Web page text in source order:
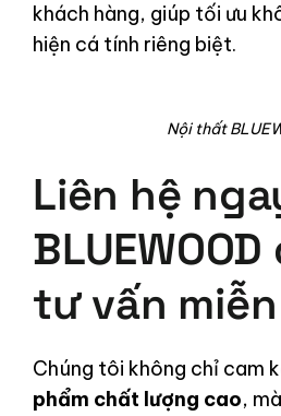
khách hàng, giúp tối ưu
hiện cá tính riêng biệt.
Nội thất
Liên hệ
tư vấn
Chúng tôi không chỉ cam
phẩm chất lượng cao,